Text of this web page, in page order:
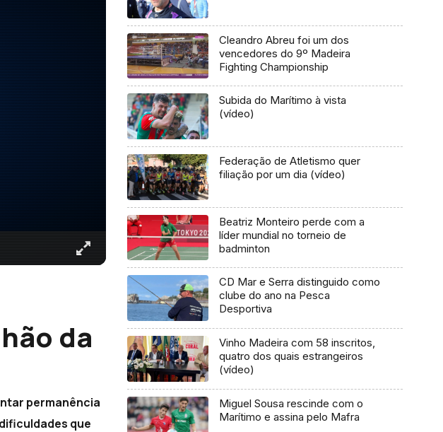
da
permanência
que
Cleandro Abreu foi um dos
vencedores do 9º Madeira
Fighting Championship
Subida do Marítimo à vista
(vídeo)
Federação de Atletismo quer
filiação por um dia (vídeo)
Beatriz Monteiro perde com a
líder mundial no torneio de
badminton
CD Mar e Serra distinguido como
clube do ano na Pesca
Desportiva
Vinho Madeira com 58 inscritos,
quatro dos quais estrangeiros
(vídeo)
Miguel Sousa rescinde com o
Marítimo e assina pelo Mafra